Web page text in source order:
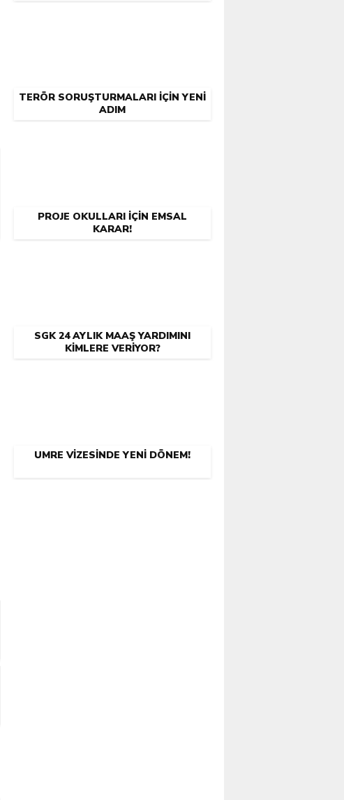
TERÖR SORUŞTURMALARI IÇIN YENI
ADIM
PROJE OKULLARI İÇIN EMSAL
KARAR!
SGK 24 AYLIK MAAŞ YARDIMINI
KIMLERE VERIYOR?
UMRE VIZESINDE YENI DÖNEM!